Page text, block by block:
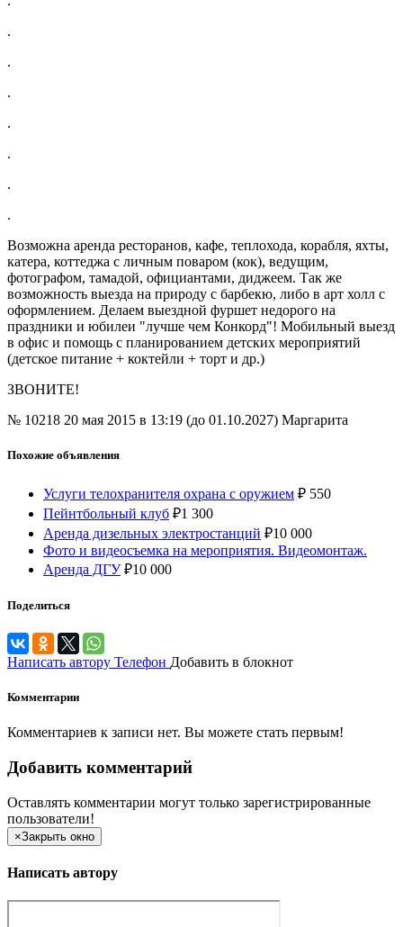
.
.
.
.
.
.
.
Возможна аренда ресторанов, кафе, теплохода, корабля, яхты,
катера, коттеджа с личным поваром (кок), ведущим,
фотографом, тамадой, официантами, диджеем. Так же
возможность выезда на природу с барбекю, либо в арт холл с
оформлением. Делаем выездной фуршет недорого на
праздники и юбилеи "лучше чем Конкорд"! Мобильный выезд
в офис и помощь с планированием детских мероприятий
(детское питание + коктейли + торт и др.)
ЗВОНИТЕ!
№ 10218 20 мая 2015 в 13:19 (до 01.10.2027) Маргарита
Похожие объявления
Услуги телохранителя охрана с оружием ₽ 550
Пейнтбольный клуб ₽1 300
Аренда дизельных электростанций ₽10 000
Фото и видеосъемка на мероприятия. Видеомонтаж.
Аренда ДГУ ₽10 000
Поделиться
Написать автору Телефон Добавить в блокнот
Комментарии
Комментариев к записи нет. Вы можете стать первым!
Добавить комментарий
Оставлять комментарии могут только зарегистрированные
пользователи!
×Закрыть окно
Написать автору